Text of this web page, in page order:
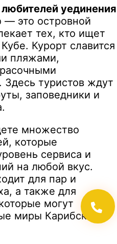
уединения
— это островной
тех, кто ищет
Курорт славится
пляжами,
туристов ждут
заповедники и
множество
которые
сервиса и
на любой вкус.
для пар и
а также для
могут
миры Карибского